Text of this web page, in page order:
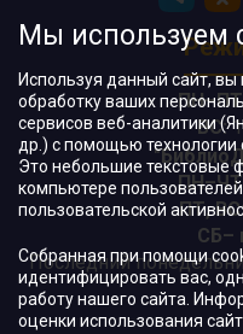
ВС:
ПН–ЧТ
ПТ,
СБ–
Последний
Мы используем
Используя данный сайт, вы
обработку ваших
сервисов веб-аналитики
др.) с помощью технологии
Это небольшие
компьютере
пользовательской
Собранная при помощи
идентифицировать вас,
работу нашего сайта.
оценки использования